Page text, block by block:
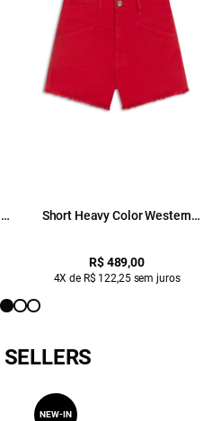
Short Heavy Color Western
R$ 489,00
4X de R$ 122,25 sem juros
NEW-IN